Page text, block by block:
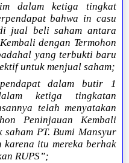
dalam ketiga tingkat
bahwa in casu
jual beli saham antara
dengan Termohon
yang terbukti baru
untuk menjual saham;
dalam butir 1
ketiga tingkatan
telah menyatakan
Peninjauan Kembali
PT. Bumi Mansyur
karena itu mereka berhak
RUPS”;